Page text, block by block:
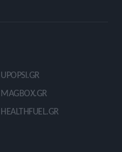
UPOPSI.GR
MAGBOX.GR
HEALTHFUEL.GR